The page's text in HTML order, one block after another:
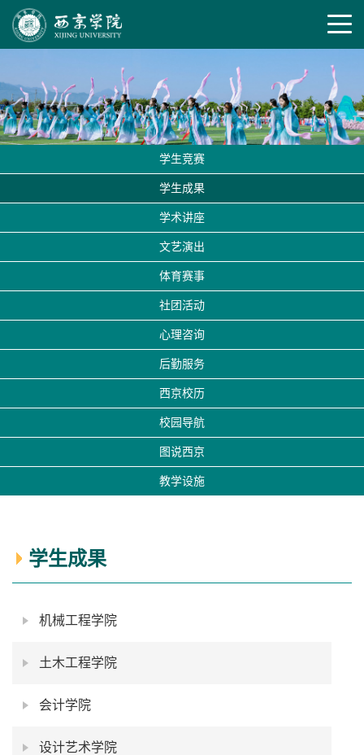
学生竞赛
学生成果
学术讲座
文艺演出
体育赛事
社团活动
心理咨询
后勤服务
西京校历
校园导航
图说西京
教学设施
学生成果
机械工程学院
土木工程学院
会计学院
设计艺术学院